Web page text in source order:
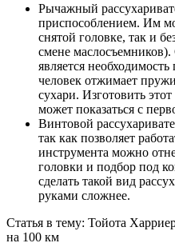
Рычажный
приспособлением. Им
снятой головке, так и
смене
является
человек отжимает
сухари. Изготовить
может показаться с
Винтовой
так как позволяет
инструмента можно
головки и подбор под
сделать такой вид
руками сложнее.
Статья в тему: Тойота
на 100 км